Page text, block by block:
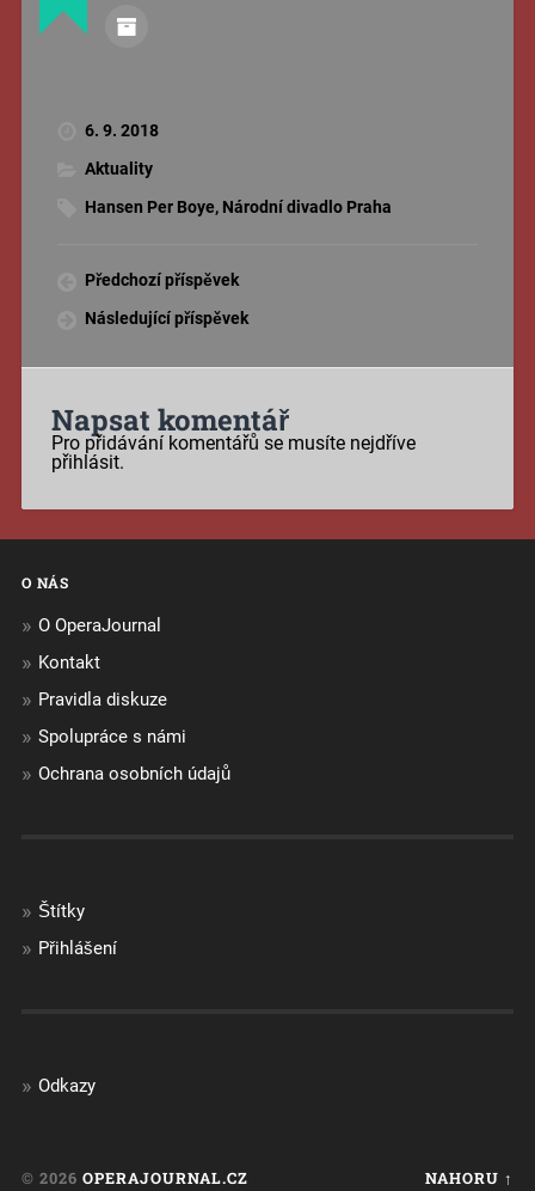
6. 9. 2018
Aktuality
Hansen Per Boye, Národní divadlo Praha
Předchozí příspěvek
Následující příspěvek
Napsat komentář
Pro přidávání komentářů se musíte nejdříve
přihlásit.
O NÁS
O OperaJournal
Kontakt
Pravidla diskuze
Spolupráce s námi
Ochrana osobních údajů
Štítky
Přihlášení
Odkazy
© 2026 OPERAJOURNAL.CZ NAHORU ↑